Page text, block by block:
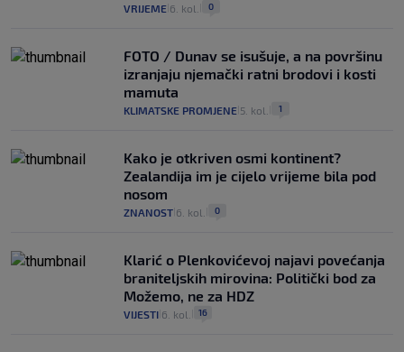
VRIJEME 6. kol. 0
FOTO / Dunav se isušuje, a na površinu
izranjaju njemački ratni brodovi i kosti
mamuta
KLIMATSKE PROMJENE 5. kol. 1
Kako je otkriven osmi kontinent?
Zealandija im je cijelo vrijeme bila pod
nosom
ZNANOST 6. kol. 0
Klarić o Plenkovićevoj najavi povećanja
braniteljskih mirovina: Politički bod za
Možemo, ne za HDZ
VIJESTI 6. kol. 16